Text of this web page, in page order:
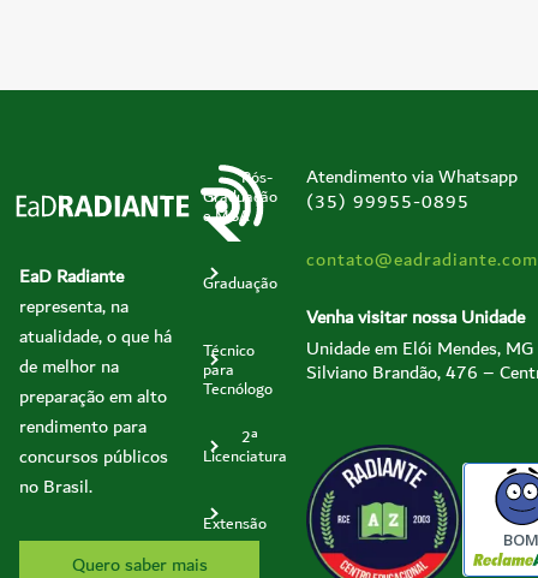
EaD Radiante
representa, na
atualidade, o que há
de melhor na
preparação em alto
rendimento para
concursos públicos
no Brasil.
Quero saber mais
Pós-
Graduação
e MBA
Graduação
Técnico
para
Tecnólogo
2ª
Licenciatura
Extensão
Atendimento via Whatsapp
(35) 99955-0895
Venha visitar nossa Unidade
Unidade em Elói Mendes, MG
Silviano Brandão, 476 –